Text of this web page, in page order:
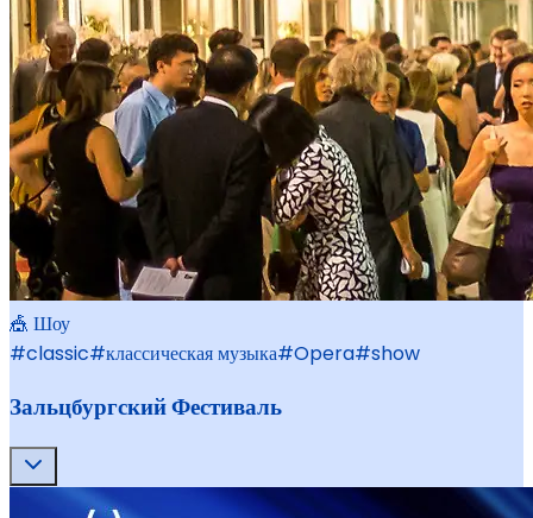
🎪 Шоу
#classic#классическая музыка#Opera#show
Зальцбургский Фестиваль